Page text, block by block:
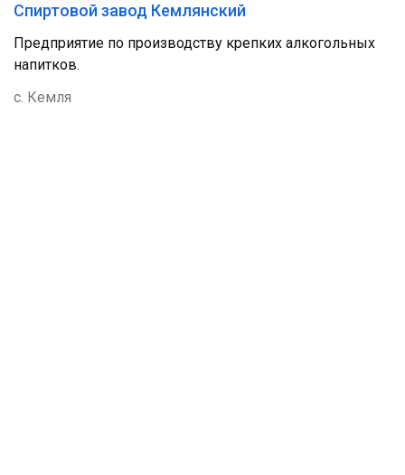
Спиртовой завод Кемлянский
Предприятие по производству крепких алкогольных
напитков.
с. Кемля